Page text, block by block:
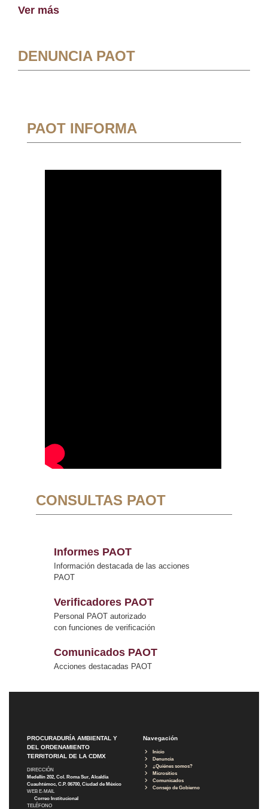
Ver más
DENUNCIA PAOT
PAOT INFORMA
CONSULTAS PAOT
Informes PAOT
Información destacada de las acciones
PAOT
Verificadores PAOT
Personal PAOT autorizado
con funciones de verificación
Comunicados PAOT
Acciones destacadas PAOT
PROCURADURÍA AMBIENTAL Y
DEL ORDENAMIENTO
TERRITORIAL DE LA CDMX
DIRECCIÓN
Medellín 202, Col. Roma Sur, Alcaldía
Cuauhtémoc, C.P. 06700, Ciudad de México
WEB E-MAIL
Correo Institucional
TELÉFONO
Navegación
Inicio
Denuncia
¿Quiénes somos?
Micrositios
Comunicados
Consejo de Gobierno